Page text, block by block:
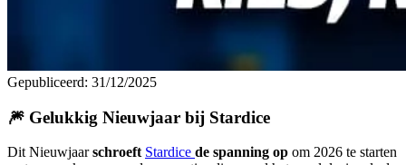
Gepubliceerd: 31/12/2025
🎆 Gelukkig Nieuwjaar bij Stardice
Dit Nieuwjaarschroeft Stardice de spanning op om 2026 te starten